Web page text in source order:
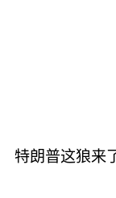
特朗普这狼来